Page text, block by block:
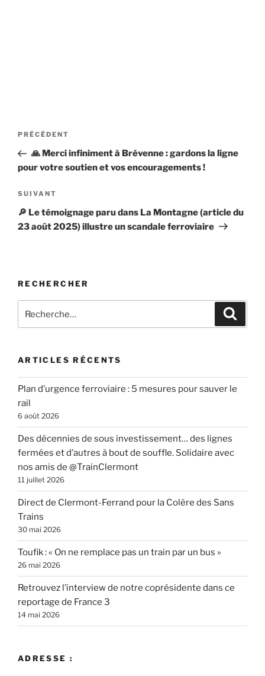
Navigation
l’article
Article
précédent
PRÉCÉDENT
🙏 Merci infiniment à Brévenne : gardons la ligne
pour votre soutien et vos encouragements !
Article
suivant
SUIVANT
🔎 Le témoignage paru dans La Montagne (article du
23 août 2025) illustre un scandale ferroviaire
RECHERCHER
pour
ARTICLES RÉCENTS
Plan d’urgence ferroviaire : 5 mesures pour sauver le
rail
6 août 2026
Des décennies de sous investissement… des lignes
fermées et d’autres à bout de souffle. Solidaire avec
nos amis de @TrainClermont
11 juillet 2026
Direct de Clermont-Ferrand pour la Colère des Sans
Trains
30 mai 2026
Toufik : « On ne remplace pas un train par un bus »
26 mai 2026
Retrouvez l’interview de notre coprésidente dans ce
reportage de France 3
14 mai 2026
ADRESSE :